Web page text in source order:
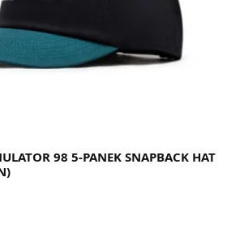
98 5-PANEK SNAPBACK HAT